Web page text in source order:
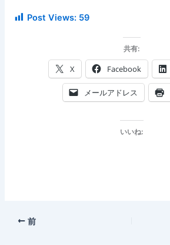
Post Views: 59
共有:
X Facebook
メールアドレス
いいね:
前